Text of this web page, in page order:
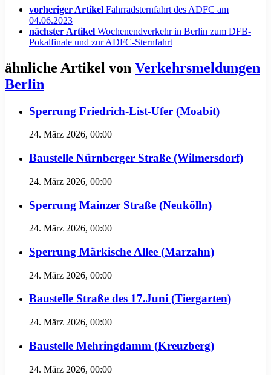
vorheriger Artikel Fahrradsternfahrt des ADFC am
04.06.2023
nächster Artikel Wochenendverkehr in Berlin zum DFB-
Pokalfinale und zur ADFC-Sternfahrt
ähnliche Artikel von Verkehrsmeldungen
Berlin
Sperrung Friedrich-List-Ufer (Moabit)
24. März 2026, 00:00
Baustelle Nürnberger Straße (Wilmersdorf)
24. März 2026, 00:00
Sperrung Mainzer Straße (Neukölln)
24. März 2026, 00:00
Sperrung Märkische Allee (Marzahn)
24. März 2026, 00:00
Baustelle Straße des 17.Juni (Tiergarten)
24. März 2026, 00:00
Baustelle Mehringdamm (Kreuzberg)
24. März 2026, 00:00